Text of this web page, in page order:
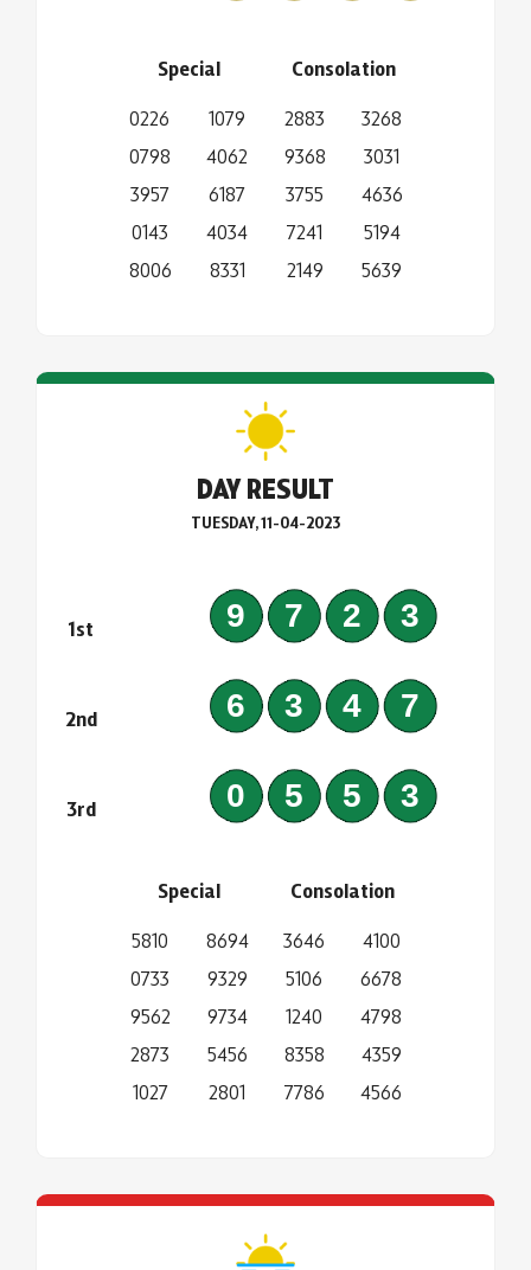
Special
0226
0798
3957
0143
8006
1079
4062
6187
4034
8331
Consolation
2883
9368
3755
7241
2149
3268
3031
4636
5194
5639
DAY RESULT
TUESDAY, 11-04-2023
1st 9723
2nd 6347
3rd 0553
Special
5810
0733
9562
2873
1027
8694
9329
9734
5456
2801
Consolation
3646
5106
1240
8358
7786
4100
6678
4798
4359
4566